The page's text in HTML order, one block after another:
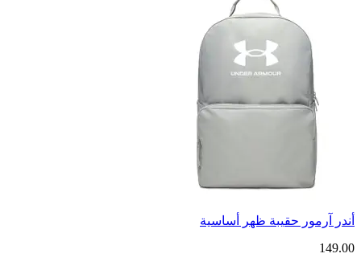
أندر آرمور حقيبة ظهر أساسية
149.00